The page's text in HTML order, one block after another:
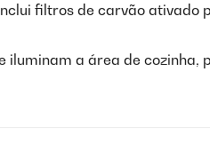
filtros de carvão ativado
iluminam a área de cozinha,